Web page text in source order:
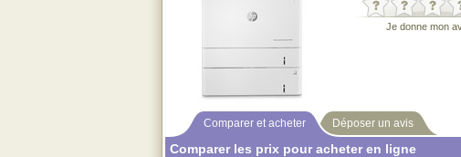
Je donne mon
Comparer et acheter Déposer un avis
Comparer les prix pour acheter en ligne